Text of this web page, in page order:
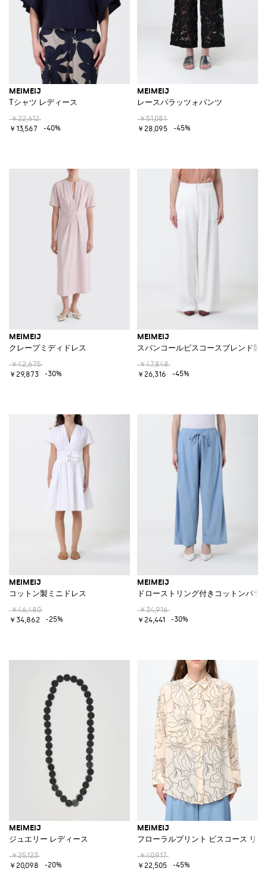
MEIMEIJ
Tシャツ レディース
￥22,612
￥13,567
-40%
MEIMEIJ
レースパラッツォパンツ
￥51,081
￥28,095
-45%
MEIMEIJ
クレープミディドレス
￥42,675
￥29,873
-30%
MEIMEIJ
スパンコールビスコースブレンド製
￥47,848
￥26,316
-45%
MEIMEIJ
コットン製ミニドレス
￥46,480
￥34,862
-25%
MEIMEIJ
ドローストリング付きコットンパラ
￥34,916
￥24,441
-30%
MEIMEIJ
ジュエリー レディース
￥25,123
￥20,098
-20%
MEIMEIJ
フローラルプリント ビスコース リ
￥40,917
￥22,505
-45%